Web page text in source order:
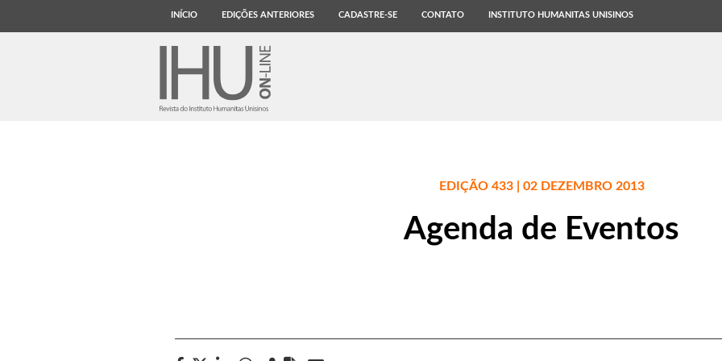
INÍCIO EDIÇÕES ANTERIORES CADASTRE-SE CONTATO INSTITUTO HUMANITAS UNISINOS
EDIÇÃO 433 | 02 DEZEMBRO 2013
Agenda de Eventos